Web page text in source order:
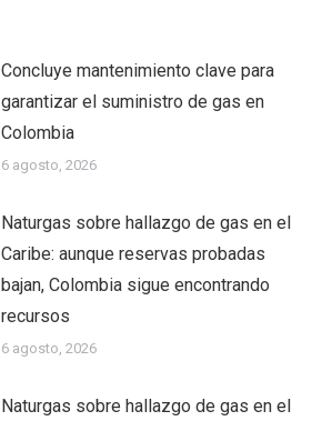
Concluye mantenimiento clave para
garantizar el suministro de gas en
Colombia
6 agosto, 2026
Naturgas sobre hallazgo de gas en el
Caribe: aunque reservas probadas
bajan, Colombia sigue encontrando
recursos
6 agosto, 2026
Naturgas sobre hallazgo de gas en el